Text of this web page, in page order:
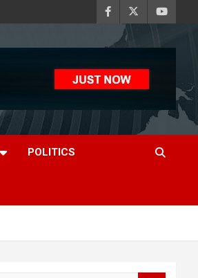
POLITICS